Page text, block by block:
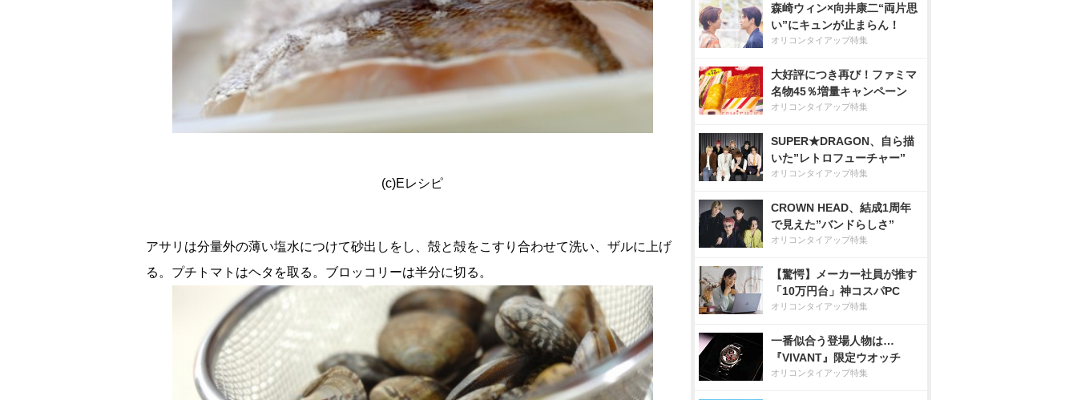
(c)Eレシピ
アサリは分量外の薄い塩水につけて砂出しをし、殻と殻をこすり合わせて洗い、ザルに上げ
る。プチトマトはヘタを取る。ブロッコリーは半分に切る。
森崎ウィン×向井康二“両片思
い”にキュンが止まらん！
オリコンタイアップ特集
大好評につき再び！ファミマ
名物45％増量キャンペーン
オリコンタイアップ特集
SUPER★DRAGON、自ら描
いた”レトロフューチャー”
オリコンタイアップ特集
CROWN HEAD、結成1周年
で見えた”バンドらしさ”
オリコンタイアップ特集
【驚愕】メーカー社員が推す
「10万円台」神コスパPC
オリコンタイアップ特集
一番似合う登場人物は…
『VIVANT』限定ウオッチ
オリコンタイアップ特集